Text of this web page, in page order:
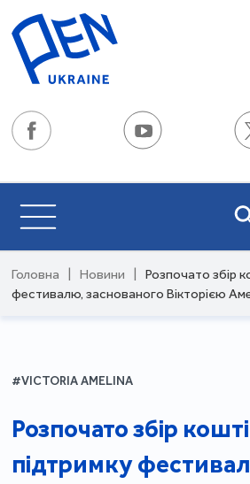
Головна Новини
Розпочато збір
фестивалю, заснованого Вікторією
#VICTORIA AMELINA
Розпочато збір
підтримку